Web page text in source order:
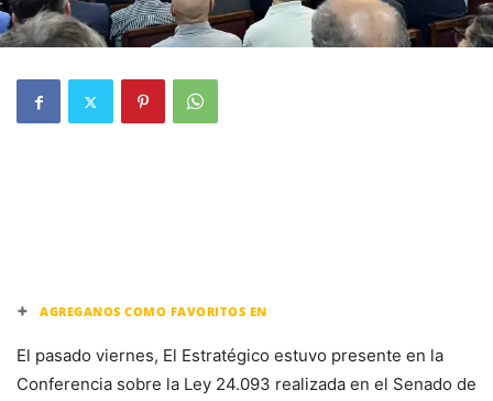
+ AGREGANOS COMO FAVORITOS EN
El pasado viernes, El Estratégico estuvo presente en la
Conferencia sobre la Ley 24.093 realizada en el Senado de